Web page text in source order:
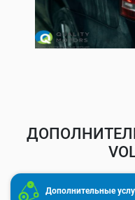
Дополнительные